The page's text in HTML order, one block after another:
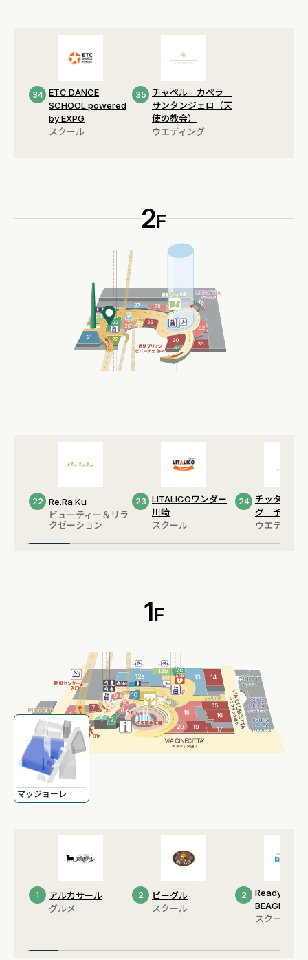
マッジョーレ
34 ETC DANCE
SCHOOL powered
by EXPG
スクール
35
チャペル カペラ
サンタンジェロ（天
使の教会）
ウエディング
2F
22 Re.Ra.Ku
ビューティー＆リラ
クゼーション
23 LITALICOワンダー
川崎
スクール
24
チッタウエ
グ 予約デ
ウエディング
1F
1
アルカサール
グルメ
2
ビーグル
スクール
2
Ready Up by
BEAGLE
スクール